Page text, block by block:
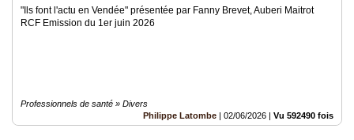
"Ils font l'actu en Vendée" présentée par Fanny Brevet, Auberi Maitrot
RCF Emission du 1er juin 2026
Professionnels de santé » Divers
Philippe Latombe | 02/06/2026 | Vu 592490 fois